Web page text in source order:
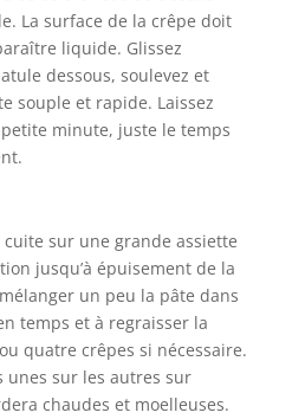
La surface de la crêpe doit
liquide. Glissez
dessous, soulevez et
souple et rapide. Laissez
minute, juste le temps
cuite sur une grande assiette
jusqu’à épuisement de la
un peu la pâte dans
temps et à regraisser la
quatre crêpes si nécessaire.
unes sur les autres sur
chaudes et moelleuses.